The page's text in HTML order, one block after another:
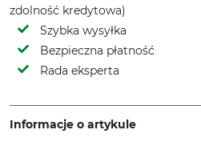
zdolność kredytowa)
Szybka wysyłka
Bezpieczna płatność
Rada eksperta
Informacje o artykule